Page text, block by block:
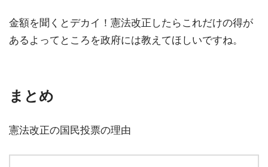
金額を聞くとデカイ！憲法改正したらこれだけの得が
あるよってところを政府には教えてほしいですね。
まとめ
憲法改正の国民投票の理由